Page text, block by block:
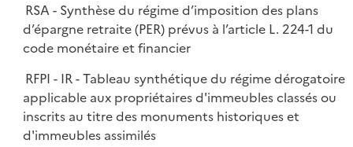
RSA - Synthèse du régime d’imposition des plans
d’épargne retraite (PER) prévus à l’article L. 224-1 du
code monétaire et financier
RFPI - IR - Tableau synthétique du régime dérogatoire
applicable aux propriétaires d'immeubles classés ou
inscrits au titre des monuments historiques et
d'immeubles assimilés